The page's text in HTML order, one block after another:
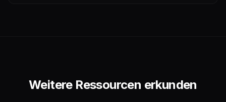
Weitere Ressourcen erkunden